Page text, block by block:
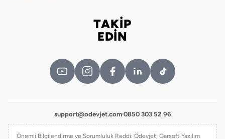
TAKİP
EDİN
support@odevjet.com·0850 303 52 96
Önemli Bilgilendirme ve Sorumluluk Reddi: Ödevjet, Garsoft Yazılım